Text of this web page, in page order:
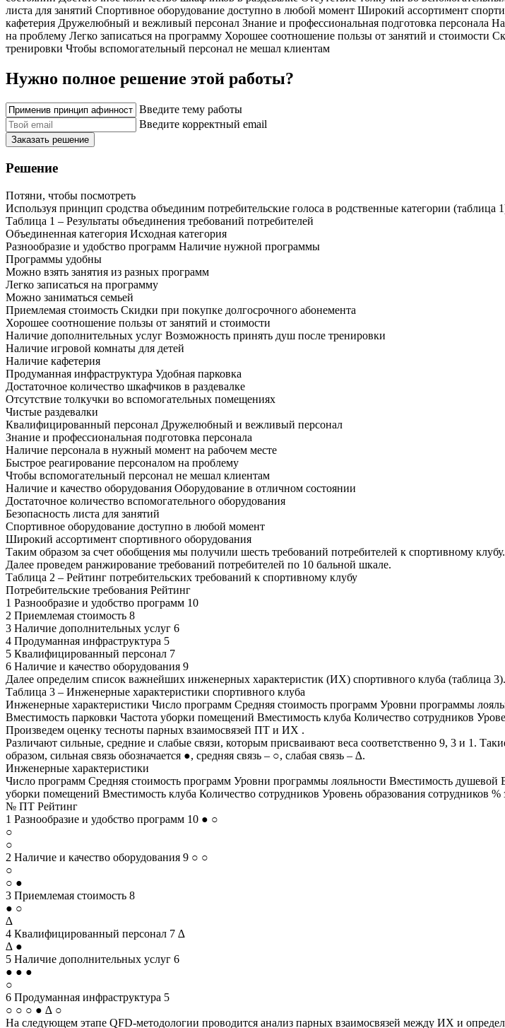
листа для занятий Спортивное оборудование доступно в любой момент Широкий ассортимент
кафетерия Дружелюбный и вежливый персонал Знание и профессиональная подготовка персонала
на проблему Легко записаться на программу Хорошее соотношение пользы от занятий и стоимости
тренировки Чтобы вспомогательный персонал не мешал клиентам
Нужно полное решение этой работы?
Введите тему работы
Введите корректный email
Заказать решение
Решение
Потяни, чтобы посмотреть
Используя принцип сродства объединим потребительские голоса в родственные категории (таблица
Таблица 1 – Результаты объединения требований потребителей
Объединенная категория Исходная категория
Разнообразие и удобство программ Наличие нужной программы
Программы удобны
Можно взять занятия из разных программ
Легко записаться на программу
Можно заниматься семьей
Приемлемая стоимость Скидки при покупке долгосрочного абонемента
Хорошее соотношение пользы от занятий и стоимости
Наличие дополнительных услуг Возможность принять душ после тренировки
Наличие игровой комнаты для детей
Наличие кафетерия
Продуманная инфраструктура Удобная парковка
Достаточное количество шкафчиков в раздевалке
Отсутствие толкучки во вспомогательных помещениях
Чистые раздевалки
Квалифицированный персонал Дружелюбный и вежливый персонал
Знание и профессиональная подготовка персонала
Наличие персонала в нужный момент на рабочем месте
Быстрое реагирование персоналом на проблему
Чтобы вспомогательный персонал не мешал клиентам
Наличие и качество оборудования Оборудование в отличном состоянии
Достаточное количество вспомогательного оборудования
Безопасность листа для занятий
Спортивное оборудование доступно в любой момент
Широкий ассортимент спортивного оборудования
Таким образом за счет обобщения мы получили шесть требований потребителей к спортивному клубу.
Далее проведем ранжирование требований потребителей по 10 бальной шкале.
Таблица 2 – Рейтинг потребительских требований к спортивному клубу
Потребительские требования Рейтинг
1 Разнообразие и удобство программ 10
2 Приемлемая стоимость 8
3 Наличие дополнительных услуг 6
4 Продуманная инфраструктура 5
5 Квалифицированный персонал 7
6 Наличие и качество оборудования 9
Далее определим список важнейших инженерных характеристик (ИХ) спортивного клуба (таблица 3).
Таблица 3 – Инженерные характеристики спортивного клуба
Инженерные характеристики Число программ Средняя стоимость программ Уровни программы
Вместимость парковки Частота уборки помещений Вместимость клуба Количество сотрудников
Произведем оценку тесноты парных взаимосвязей ПТ и ИХ .
Различают сильные, средние и слабые связи, которым присваивают веса соответственно 9, 3 и 1.
образом, сильная связь обозначается ●, средняя связь – ○, слабая связь – ∆.
Инженерные характеристики
Число программ Средняя стоимость программ Уровни программы лояльности Вместимость душевой
уборки помещений Вместимость клуба Количество сотрудников Уровень образования сотрудников %
№ ПТ Рейтинг
1 Разнообразие и удобство программ 10 ● ○
○
○
2 Наличие и качество оборудования 9 ○ ○
○
○ ●
3 Приемлемая стоимость 8
● ○
∆
4 Квалифицированный персонал 7 ∆
∆ ●
5 Наличие дополнительных услуг 6
● ● ●
○
6 Продуманная инфраструктура 5
○ ○ ○ ● ∆ ○
На следующем этапе QFD-методологии проводится анализ парных взаимосвязей между ИХ и